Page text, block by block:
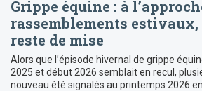
Grippe équine : à
rassemblements
reste de mise
Alors que l’épisode hivernal de grippe
2025 et début 2026 semblait en recul,
nouveau été signalés au printemps 2026 en